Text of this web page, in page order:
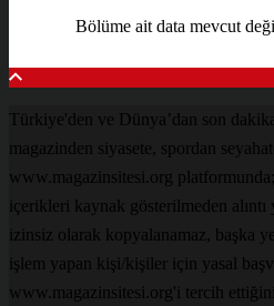
Bölüme ait data mevcut
Türkiye'den ve Dünya’dan son
magazinden siyasete, spordan
www.magazinsitesi.org
içerikleri kaynak gösterilmeden alıntı
izinsiz olarak kopyalanamaz, başka
işlem yapan kişi/kişiler için yasal
www.magazinsitesi.org'i tercih